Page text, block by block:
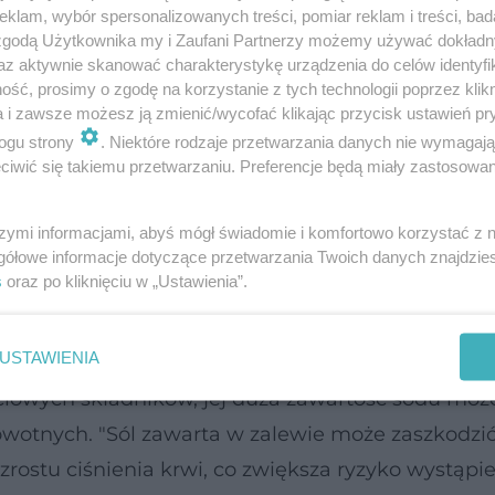
probiotyk
elektrolitów
przez sportowców
w walce z infekcjami
w dużych ilościach. Dietetyk Michał
negatywne skutki zdrowotne.
może szkodzić
składników, jej duża zawartość sodu
"Sól zawarta w zalewie może
ciśnienia krwi, co zwiększa ryzyko
wybór spersonalizowanych treści, pomiar reklam i treści,
Użytkownika my i Zaufani Partnerzy możemy używać
aktywnie skanować charakterystykę urządzenia do celów
prosimy o zgodę na korzystanie z tych technologii poprzez
i zawsze możesz ją zmienić/wycofać klikając przycisk ustawień
strony
. Niektóre rodzaje przetwarzania danych nie
się takiemu przetwarzaniu. Preferencje będą miały
informacjami, abyś mógł świadomie i komfortowo korzystać z
informacje dotyczące przetwarzania Twoich danych
oraz po kliknięciu w „Ustawienia”.
USTAWIENIA